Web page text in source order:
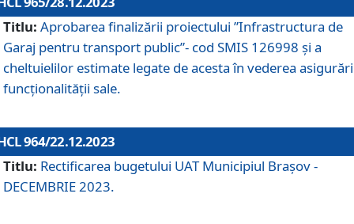
Titlu: Aprobarea finalizării proiectului ”Infrastructura de
Garaj pentru transport public”- cod SMIS 126998 și a
cheltuielilor estimate legate de acesta în vederea
funcționalității sale.
964/22.12.2023
Titlu: Rectificarea bugetului UAT Municipiul Braşov -
DECEMBRIE 2023.